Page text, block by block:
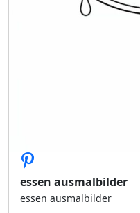
essen ausmalbilder
essen ausmalbilder